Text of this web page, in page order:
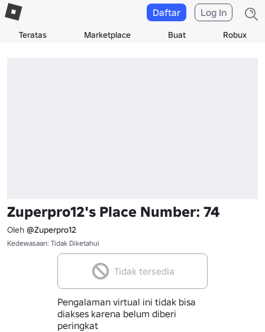
Teratas Marketplace Buat Robux
Daftar Log In
Zuperpro12's Place Number: 74
Oleh @Zuperpro12
Kedewasaan: Tidak Diketahui
Tidak tersedia
Pengalaman virtual ini tidak bisa
diakses karena belum diberi
peringkat